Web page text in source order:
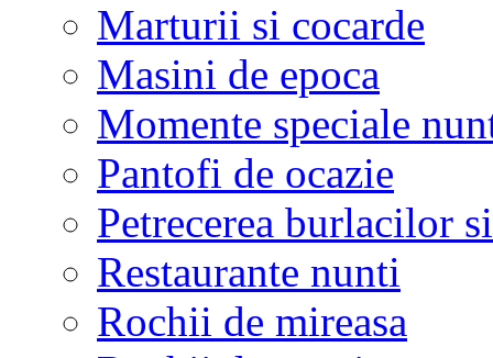
Marturii si cocarde
Masini de epoca
Momente speciale
Pantofi de ocazie
Petrecerea burlacilor
Restaurante nunti
Rochii de mireasa